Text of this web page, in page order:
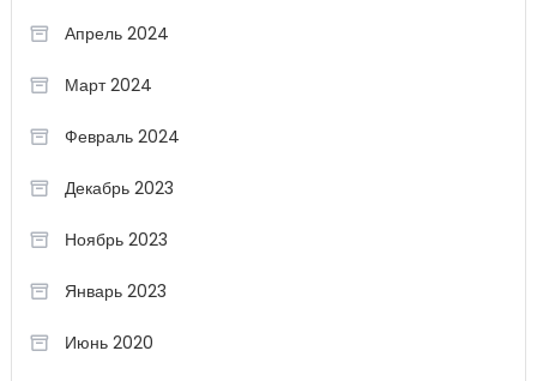
Апрель 2024
Март 2024
Февраль 2024
Декабрь 2023
Ноябрь 2023
Январь 2023
Июнь 2020